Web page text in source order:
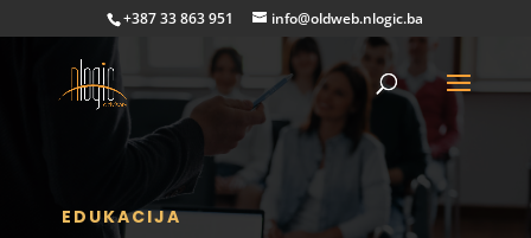
+387 33 863 951 info@oldweb.nlogic.ba
EDUKACIJA